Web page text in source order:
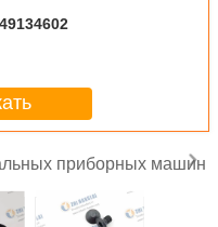
приборных машин